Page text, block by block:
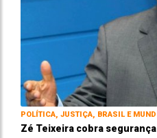
POLÍTICA, JUSTIÇA, BRASIL E
Zé Teixeira cobra